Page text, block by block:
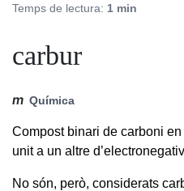
Temps de lectura: 1 min
carbur
m Química
Compost binari de carboni
unit a un altre
No són, però, considerats